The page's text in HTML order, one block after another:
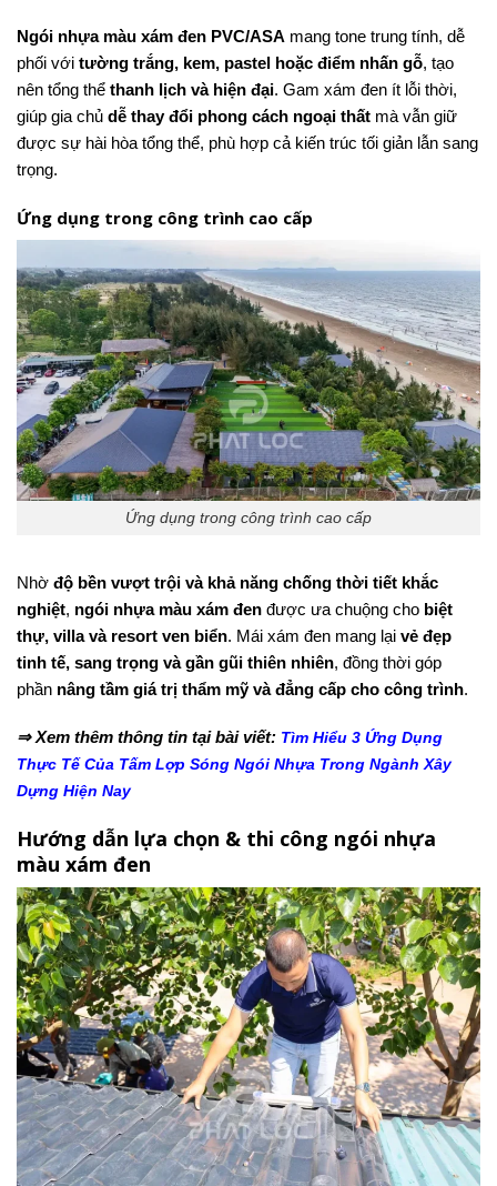
Ngói nhựa màu xám đen PVC/ASA mang tone trung tính, dễ
phối với tường trắng, kem, pastel hoặc điểm nhấn gỗ, tạo
nên tổng thể thanh lịch và hiện đại. Gam xám đen ít lỗi thời,
giúp gia chủ dễ thay đổi phong cách ngoại thất mà vẫn giữ
được sự hài hòa tổng thể, phù hợp cả kiến trúc tối giản lẫn sang
trọng.
Ứng dụng trong công trình cao cấp
Ứng dụng trong công trình cao cấp
Nhờ độ bền vượt trội và khả năng chống thời tiết khắc
nghiệt, ngói nhựa màu xám đen được ưa chuộng cho biệt
thự, villa và resort ven biển. Mái xám đen mang lại vẻ đẹp
tinh tế, sang trọng và gần gũi thiên nhiên, đồng thời góp
phần nâng tầm giá trị thẩm mỹ và đẳng cấp cho công trình.
⇒ Xem thêm thông tin tại bài viết: Tìm Hiểu 3 Ứng Dụng
Thực Tế Của Tấm Lợp Sóng Ngói Nhựa Trong Ngành Xây
Dựng Hiện Nay
Hướng dẫn lựa chọn & thi công ngói nhựa
màu xám đen